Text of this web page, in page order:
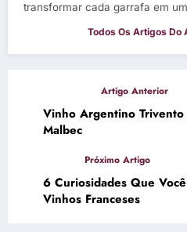
transformar cada garrafa em
Vinho Argentino
Malbec
6 Curiosidades Que
Vinhos Franceses